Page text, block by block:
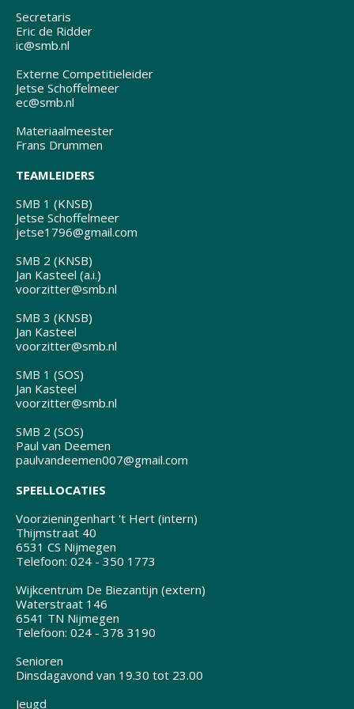
Secretaris
Eric de Ridder
ic@smb.nl
Externe Competitieleider
Jetse Schoffelmeer
ec@smb.nl
Materiaalmeester
Frans Drummen
TEAMLEIDERS
SMB 1 (KNSB)
Jetse Schoffelmeer
jetse1796@gmail.com
SMB 2 (KNSB)
Jan Kasteel (a.i.)
voorzitter@smb.nl
SMB 3 (KNSB)
Jan Kasteel
voorzitter@smb.nl
SMB 1 (SOS)
Jan Kasteel
voorzitter@smb.nl
SMB 2 (SOS)
Paul van Deemen
paulvandeemen007@gmail.com
SPEELLOCATIES
Voorzieningenhart 't Hert (intern)
Thijmstraat 40
6531 CS Nijmegen
Telefoon: 024 - 350 1773
Wijkcentrum De Biezantijn (extern)
Waterstraat 146
6541 TN Nijmegen
Telefoon: 024 - 378 3190
Senioren
Dinsdagavond van 19.30 tot 23.00
Jeugd